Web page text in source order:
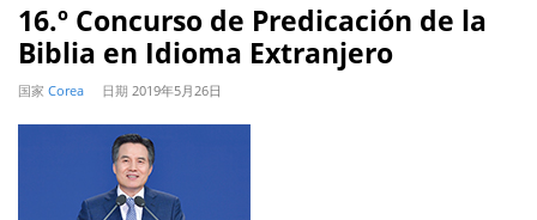
16.º Concurso de Predicación de la
Biblia en Idioma Extranjero
国家 Corea 日期 2019年5月26日